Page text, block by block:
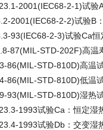
2001(IEC68-2-1)试验
2001(IEC68-2-2)试验B
93(IEC68-2-3)试验Ca恒
87(MIL-STD-202F)高温
86(MIL-STD-810D)高温试
86(MIL-STD-810D)低温试
93(MIL-STD-810D)湿热试
1993试验Ca：恒定湿
1993试验Db：交变湿